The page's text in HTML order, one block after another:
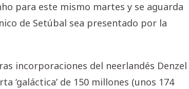
para este mismo martes y se aguarda
de Setúbal sea presentado por la
incorporaciones del neerlandés Denzel
‘galáctica’ de 150 millones (unos 174